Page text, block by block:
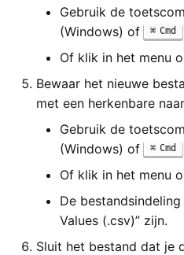
Gebruik de
(Windows) of Cmd
Of klik in het menu
Bewaar het nieuwe
met een herkenbare
Gebruik de
(Windows) of Cmd
Of klik in het menu
De
Values (.csv)” zijn.
Sluit het bestand dat je